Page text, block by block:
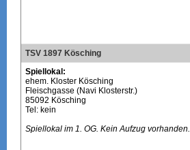
TSV 1897 Kösching
Spiellokal:
ehem. Kloster Kösching
Fleischgasse (Navi Klosterstr.)
85092 Kösching
Tel: kein
Spiellokal im 1. OG. Kein Aufzug vorhanden.